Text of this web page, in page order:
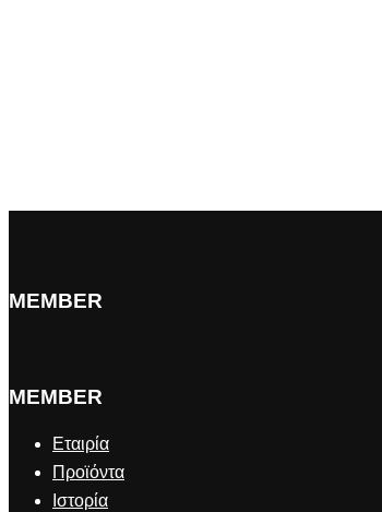
MEMBER
MEMBER
Εταιρία
Προϊόντα
Ιστορία